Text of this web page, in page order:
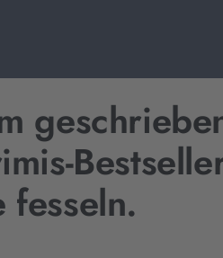
fesseln.